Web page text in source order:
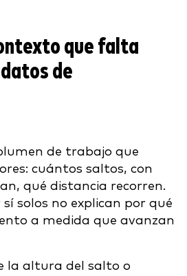
que falta
de
de trabajo que
cuántos saltos, con
qué distancia recorren.
solos no explican por qué
a medida que avanzan
la altura del salto o